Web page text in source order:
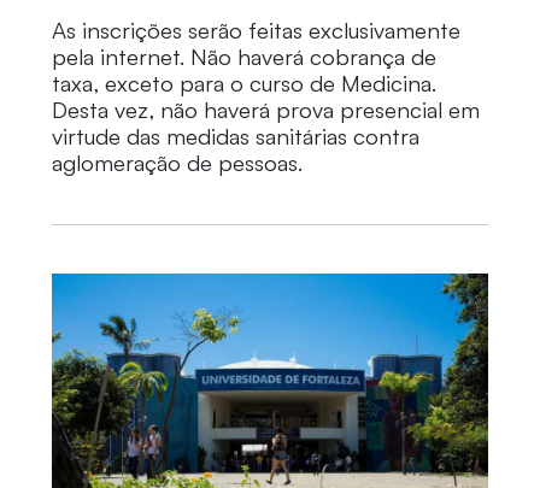
As inscrições serão feitas exclusivamente
pela internet. Não haverá cobrança de
taxa, exceto para o curso de Medicina.
Desta vez, não haverá prova presencial em
virtude das medidas sanitárias contra
aglomeração de pessoas.